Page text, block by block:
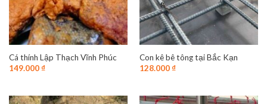
Cá thính Lập Thạch Vĩnh Phúc
149.000₫
Con kê bê tông tại Bắc Kạn
128.000₫